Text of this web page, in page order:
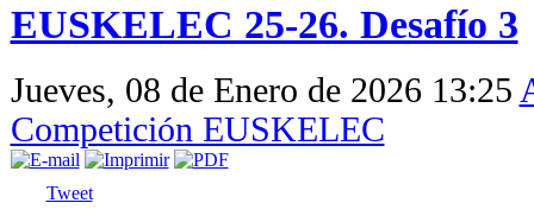
EUSKELEC 25-26. Desafío 3
Jueves, 08 de Enero de 2026 13:25
Competición EUSKELEC
Tweet